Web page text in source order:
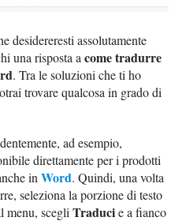
desidereresti assolutamente
una risposta acome tradurre
. Tra le soluzioni che ti ho
trovare qualcosa in grado di
ad esempio,
direttamente per i prodotti
inWord. Quindi, una volta
seleziona la porzione di testo
menu, scegliTraducie a fianco